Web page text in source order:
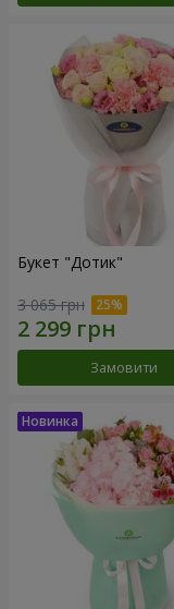
Букет "Дотик"
3 065 грн
Замовити